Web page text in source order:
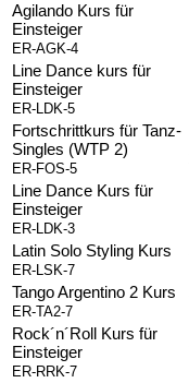
Agilando Kurs für
Einsteiger
ER-AGK-4
Line Dance kurs für
Einsteiger
ER-LDK-5
Fortschrittkurs für Tanz-
Singles (WTP 2)
ER-FOS-5
Line Dance Kurs für
Einsteiger
ER-LDK-3
Latin Solo Styling Kurs
ER-LSK-7
Tango Argentino 2 Kurs
ER-TA2-7
Rock´n´Roll Kurs für
Einsteiger
ER-RRK-7